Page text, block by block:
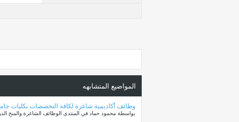
المواضيع المتشابهه
وظائف أكاديمية شاغرة لكافة التخصصات بكليات
بواسطة محمود حماد في المنتدى الوظائف الشاغرة والمنح